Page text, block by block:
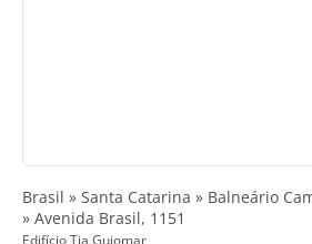
Brasil » Santa Catarina » Balneário
» Avenida Brasil, 1151
Edifício Tia Guiomar